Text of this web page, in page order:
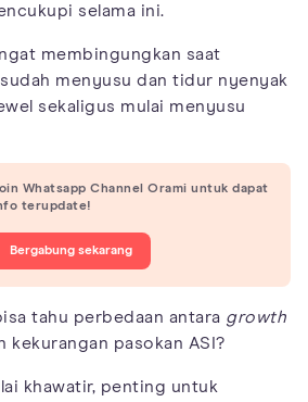
selama ini.
membingungkan saat
menyusu dan tidur nyenyak
sekaligus mulai menyusu
Whatsapp Channel Orami untuk dapat
terupdate!
Bergabung sekarang
tahu perbedaan antara growth
kekurangan pasokan ASI?
khawatir, penting untuk